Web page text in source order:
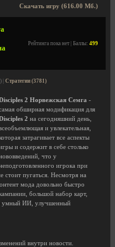
Скачать игру (616.00 Мб.)
Рейтинга пока нет | Баллы: 499
| Стратегии (3781)
2 Норвежская Семга -
обширная модификация для
2 на сегодняшний день,
и увлекательная,
затрагивает все аспекты
и содержит в себе столько
что у
игрока при
стоит пугаться. Несмотря на
мода довольно быстро
большой набор карт,
умный ИИ, улучшенный
внутри новости.